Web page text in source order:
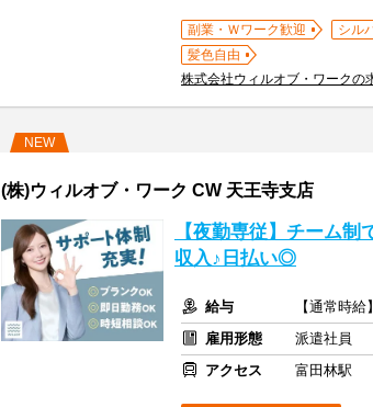
副業・Ｗワーク歓迎 シル
髪色自由
株式会社ウィルオブ・ワークの
NEW
(株)ウィルオブ・ワーク CW 天王寺支店
【夜勤専従】チーム
収入♪日払い◎
給与
【通常時
雇用形態
派遣社員
アクセス
富田林駅